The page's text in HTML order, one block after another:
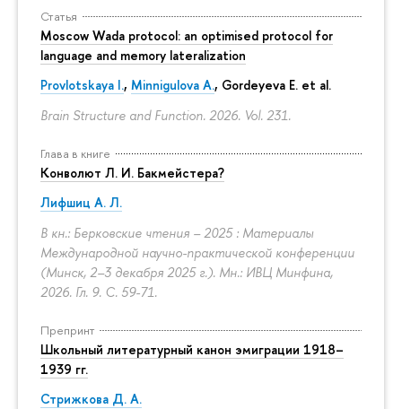
Статья
Moscow Wada protocol: an optimised protocol for
language and memory lateralization
Provlotskaya I., Minnigulova A., Gordeyeva E. et al.
Brain Structure and Function. 2026. Vol. 231.
Глава в книге
Конволют Л. И. Бакмейстера?
Лифшиц А. Л.
В кн.: Берковские чтения – 2025 : Материалы
Международной научно-практической конференции
(Минск, 2–3 декабря 2025 г.). Мн.: ИВЦ Минфина,
2026. Гл. 9. С. 59-71.
Препринт
Школьный литературный канон эмиграции 1918–
1939 гг.
Стрижкова Д. А.